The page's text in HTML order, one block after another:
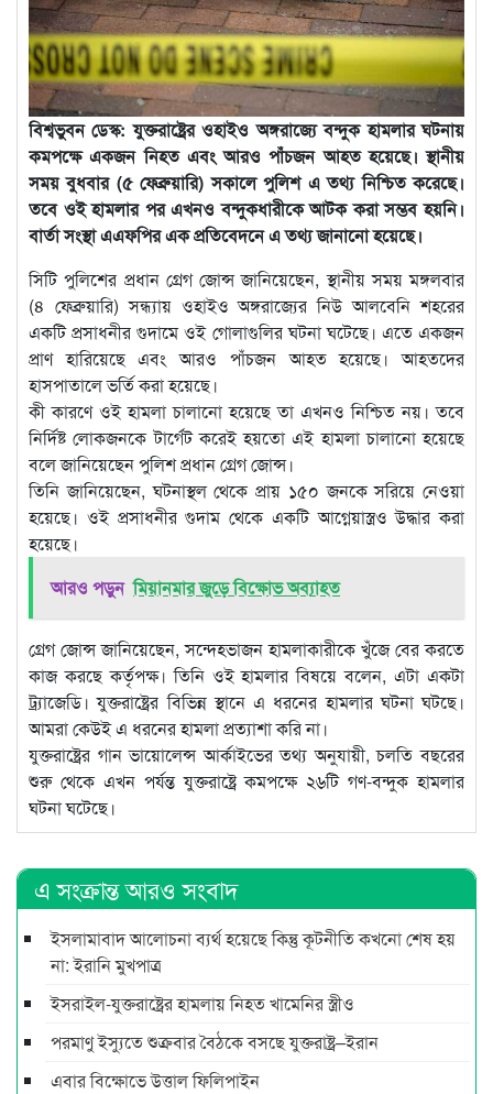
বিশ্বভুবন ডেস্ক: যুক্তরাষ্ট্রের ওহাইও অঙ্গরাজ্যে বন্দুক হামলার ঘটনায়
কমপক্ষে একজন নিহত এবং আরও পাঁচজন আহত হয়েছে। স্থানীয়
সময় বুধবার (৫ ফেব্রুয়ারি) সকালে পুলিশ এ তথ্য নিশ্চিত করেছে।
তবে ওই হামলার পর এখনও বন্দুকধারীকে আটক করা সম্ভব হয়নি।
বার্তা সংস্থা এএফপির এক প্রতিবেদনে এ তথ্য জানানো হয়েছে।
সিটি পুলিশের প্রধান গ্রেগ জোন্স জানিয়েছেন, স্থানীয় সময় মঙ্গলবার
(৪ ফেব্রুয়ারি) সন্ধ্যায় ওহাইও অঙ্গরাজ্যের নিউ আলবেনি শহরের
একটি প্রসাধনীর গুদামে ওই গোলাগুলির ঘটনা ঘটেছে। এতে একজন
প্রাণ হারিয়েছে এবং আরও পাঁচজন আহত হয়েছে। আহতদের
হাসপাতালে ভর্তি করা হয়েছে।
কী কারণে ওই হামলা চালানো হয়েছে তা এখনও নিশ্চিত নয়। তবে
নির্দিষ্ট লোকজনকে টার্গেট করেই হয়তো এই হামলা চালানো হয়েছে
বলে জানিয়েছেন পুলিশ প্রধান গ্রেগ জোন্স।
তিনি জানিয়েছেন, ঘটনাস্থল থেকে প্রায় ১৫০ জনকে সরিয়ে নেওয়া
হয়েছে। ওই প্রসাধনীর গুদাম থেকে একটি আগ্নেয়াস্ত্রও উদ্ধার করা
হয়েছে।
আরও পড়ুন মিয়ানমার জুড়ে বিক্ষোভ অব্যাহত
গ্রেগ জোন্স জানিয়েছেন, সন্দেহভাজন হামলাকারীকে খুঁজে বের করতে
কাজ করছে কর্তৃপক্ষ। তিনি ওই হামলার বিষয়ে বলেন, এটা একটা
ট্র্যাজেডি। যুক্তরাষ্ট্রের বিভিন্ন স্থানে এ ধরনের হামলার ঘটনা ঘটছে।
আমরা কেউই এ ধরনের হামলা প্রত্যাশা করি না।
যুক্তরাষ্ট্রের গান ভায়োলেন্স আর্কাইভের তথ্য অনুযায়ী, চলতি বছরের
শুরু থেকে এখন পর্যন্ত যুক্তরাষ্ট্রে কমপক্ষে ২৬টি গণ-বন্দুক হামলার
ঘটনা ঘটেছে।
এ সংক্রান্ত আরও সংবাদ
ইসলামাবাদ আলোচনা ব্যর্থ হয়েছে কিন্তু কূটনীতি কখনো শেষ হয়
না: ইরানি মুখপাত্র
ইসরাইল-যুক্তরাষ্ট্রের হামলায় নিহত খামেনির স্ত্রীও
পরমাণু ইস্যুতে শুক্রবার বৈঠকে বসছে যুক্তরাষ্ট্র–ইরান
এবার বিক্ষোভে উত্তাল ফিলিপাইন